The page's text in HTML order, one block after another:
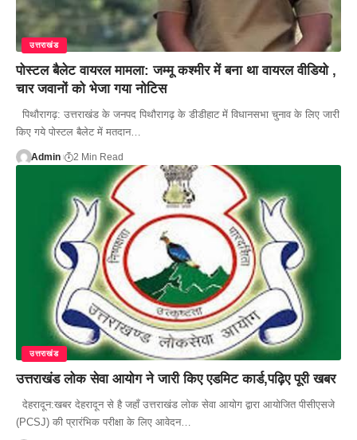
उत्तराखंड
पोस्टल बैलेट वायरल मामला: जम्मू कश्मीर में बना था वायरल वीडियो ,
चार जवानों को भेजा गया नोटिस
पिथौरागढ़: उत्तराखंड के जनपद पिथौरागढ़ के डीडीहाट में विधानसभा चुनाव के लिए जारी
किए गये पोस्टल बैलेट में मतदान…
Admin 2 Min Read
उत्तराखंड
उत्तराखंड लोक सेवा आयोग ने जारी किए एडमिट कार्ड,पढ़िए पूरी खबर
देहरादून:खबर देहरादून से है जहाँ उत्तराखंड लोक सेवा आयोग द्वारा आयोजित पीसीएसजे
(PCSJ) की प्रारंभिक परीक्षा के लिए आवेदन…